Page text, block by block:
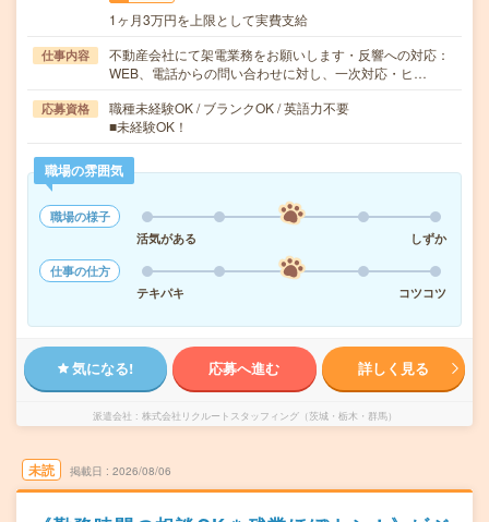
1ヶ月3万円を上限として実費支給
仕事内容
不動産会社にて架電業務をお願いします・反響への対応：
WEB、電話からの問い合わせに対し、一次対応・ヒ…
応募資格
職種未経験OK / ブランクOK / 英語力不要
■未経験OK！
職場の雰囲気
職場の様子
活気がある
しずか
仕事の仕方
テキパキ
コツコツ
気になる! 応募へ進む 詳しく見る
派遣会社 株式会社リクルートスタッフィング（茨城・栃木・群馬）
未読 掲載日 2026/08/06